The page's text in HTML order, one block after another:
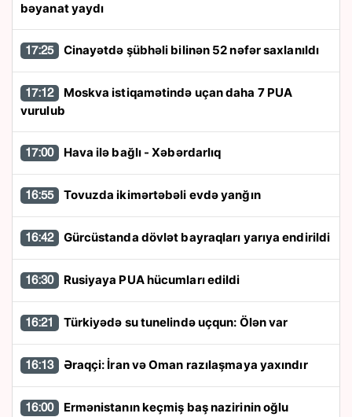
bəyanat yaydı
17:25 Cinayətdə şübhəli bilinən 52 nəfər saxlanıldı
17:12
vurulub
17:00 Hava ilə bağlı - Xəbərdarlıq
16:55 Tovuzda ikimərtəbəli evdə yanğın
16:42 Gürcüstanda dövlət bayraqları yarıya endirildi
16:30 Rusiyaya PUA hücumları edildi
16:21 Türkiyədə su tunelində uçqun: Ölən var
16:13 Əraqçi: İran və Oman razılaşmaya yaxındır
16:00